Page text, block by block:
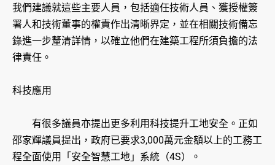
我們建議就這些主要人員，包括適任技術人員、獲授權簽
署人和技術董事的權責作出清晰界定，並在相關技術備忘
錄進一步釐清詳情，以確立他們在建築工程所須負擔的法
律責任。
科技應用
有很多議員亦提出更多利用科技提升工地安全。正如
邵家輝議員提出，政府已要求3,000萬元金額以上的工務工
程全面使用「安全智慧工地」系統（4S）。